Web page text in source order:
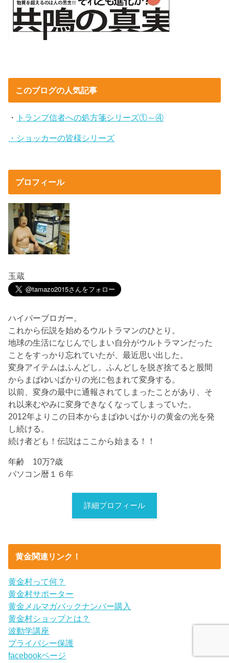
このブログの人気記事
・ トランプ信者への処方箋シリーズ①～④
・ショッカーの皆様シリーズ
プロフィール
玉蔵
ハイパーブロガー。
これから伝説を始めるウルトラマンのひとり。
地球の生活になじんでしまい自分がウルトラマンだった
ことをすっかり忘れていたが、最近思い出した。
変身アイテムはふんどし。ふんどしを脱ぎ捨てると股間
からまばゆいばかりの光に包まれて変身する。
以前、変身の最中に通報されてしまったことがあり、そ
れ以来むやみに変身できなくなってしまっていた。
2012年よりこの日本からまばゆいばかりの黄金の光を発
し続ける。
続け者ども！伝説はここから始まる！！
年齢 10万?歳
パソコン暦１６年
詳細プロフィール
黄金関連リンク！
黄金村って何？
黄金村サポーター
黄金メルマガバックナンバー購入
黄金村ショップとは？
波動学講座
プライバシー保護
facebookページ